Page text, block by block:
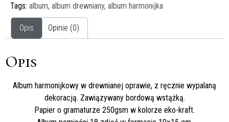
Tags: album, album drewniany, album harmonijka
Opis Opinie (0)
Opis
Album harmonijkowy w drewnianej oprawie, z ręcznie wypalaną
dekoracją. Zawiązywany bordową wstążką.
Papier o gramaturze 250gsm w kolorze eko-kraft.